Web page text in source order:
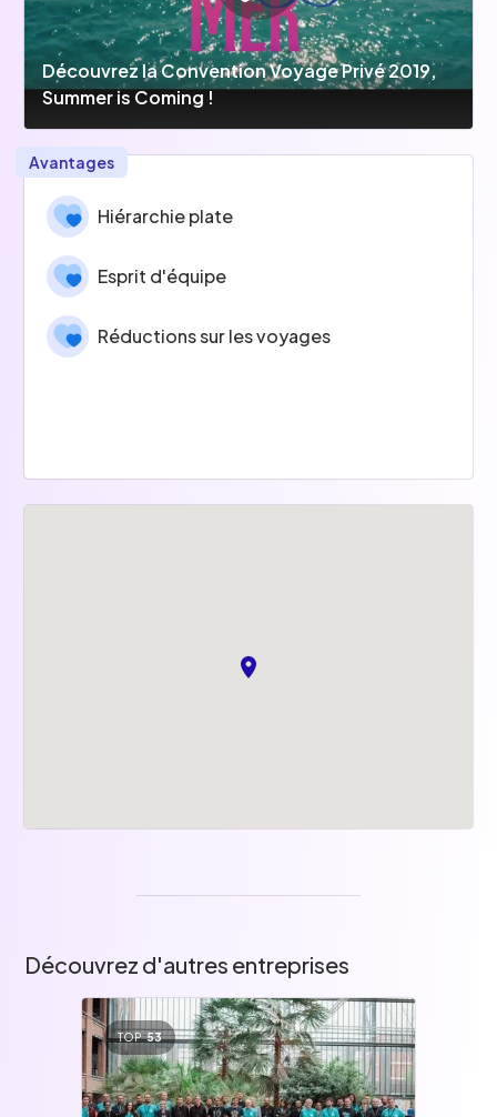
Découvrez la Convention Voyage Privé 2019,
Summer is Coming !
Avantages
Hiérarchie plate
Esprit d'équipe
Réductions sur les voyages
Découvrez d'autres entreprises
TOP 53